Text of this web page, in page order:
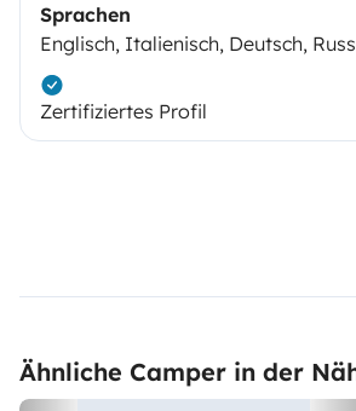
Sprachen
Englisch, Italienisch, Deutsch,
Zertifiziertes Profil
Ähnliche Camper in der